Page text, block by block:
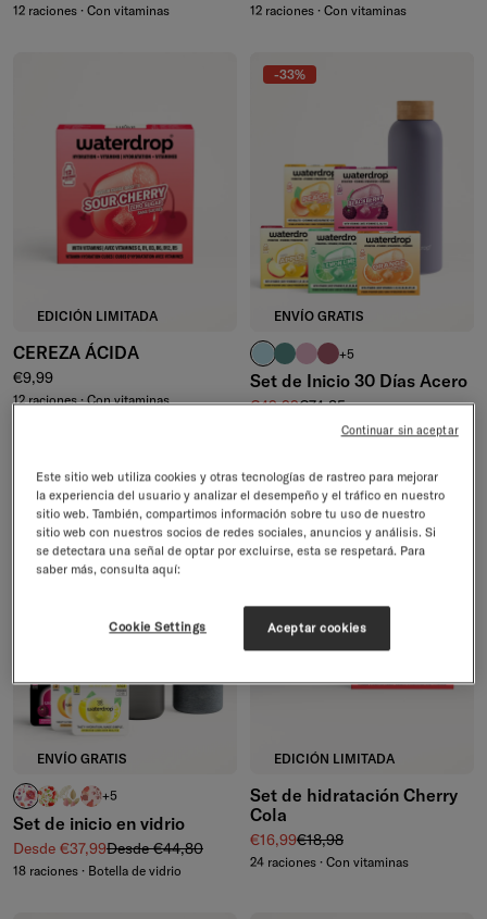
12 raciones · Con vitaminas 12 raciones · Con vitaminas
EDICIÓN LIMITADA
CEREZA ÁCIDA
Precio normal
€9,99
12 raciones · Con vitaminas
-33%
ENVÍO GRATIS
turquesa pastel
azul petróleo
rosa pastel
rosa
+5
Set de Inicio 30 Días Acero
Precio de venta
€49,99Precio normal
€74,85
60 raciones · Conserva calor/frío
-15%
ENVÍO GRATIS
4.7/5
RELAX
MANZANA transparente
FLAIRDEFENCE
+5
Set de inicio en vidrio
Precio de venta
Desde €37,99Precio normal
Desde €44,80
18 raciones · Botella de vidrio
-10%
EDICIÓN LIMITADA
Set de hidratación Cherry
Cola
Precio de venta
€16,99Precio normal
€18,98
24 raciones · Con vitaminas
Este sitio web utiliza cookies y otras tecnologías de rastreo para mejorar
la experiencia del usuario y analizar el desempeño y el tráfico en nuestro
sitio web. También, compartimos información sobre tu uso de nuestro
sitio web con nuestros socios de redes sociales, anuncios y análisis. Si
se detectara una señal de optar por excluirse, esta se respetará. Para
saber más, consulta aquí:
Aceptar cookies
Cookie Settings
Continuar sin aceptar